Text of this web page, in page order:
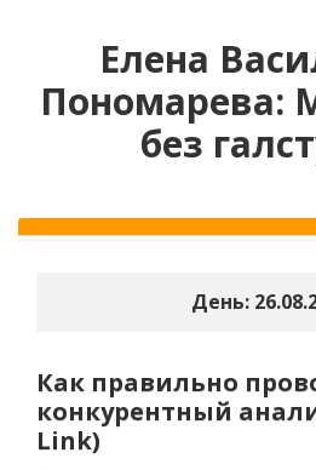
Елена
Пономарева:
без
День:
Как правильно
конкурентный
Link)